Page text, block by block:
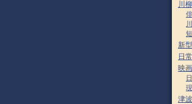
川
新
日
映画
津波